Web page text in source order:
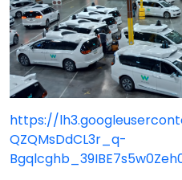
https://
QZQMsDdCL3r_q-